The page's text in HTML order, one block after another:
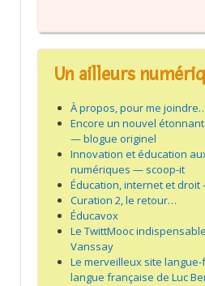
Un ailleurs
À propos, pour me
Encore un nouvel
— blogue originel
Innovation et éducation
numériques — scoop-it
Éducation, internet et
Curation 2, le retour…
Éducavox
Le TwittMooc
Vanssay
Le merveilleux site
langue française de Luc